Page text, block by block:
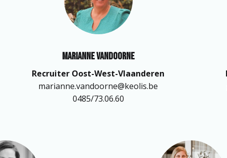
Marianne Vandoorne
Recruiter Oost-West-Vlaanderen
marianne.vandoorne@keolis.be
0485/73.06.60